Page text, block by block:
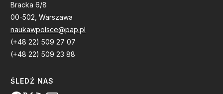
Bracka 6/8
00-502, Warszawa
naukawpolsce@pap.pl
(+48 22) 509 27 07
(+48 22) 509 23 88
ŚLEDŹ NAS